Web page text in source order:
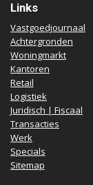
Links
Vastgoedjournaal
Achtergronden
Woningmarkt
Kantoren
Retail
Logistiek
Juridisch | Fiscaal
Transacties
Werk
Specials
Sitemap